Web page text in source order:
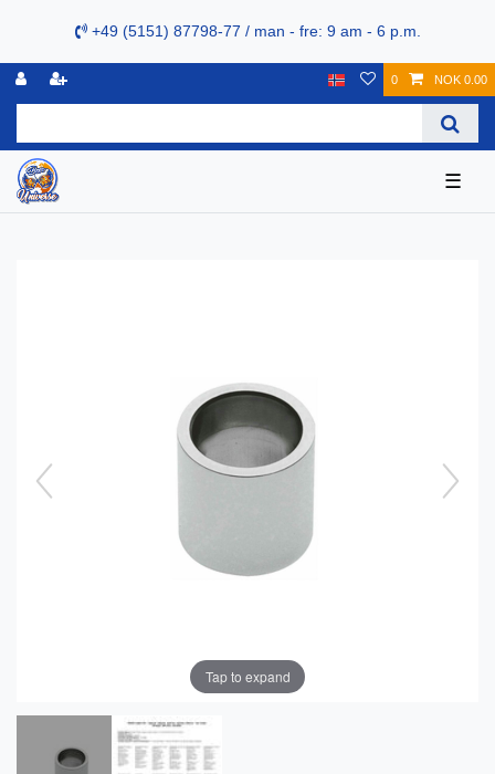
+49 (5151) 87798-77 / man - fre: 9 am - 6 p.m.
0 NOK 0.00
☰
Tap to expand